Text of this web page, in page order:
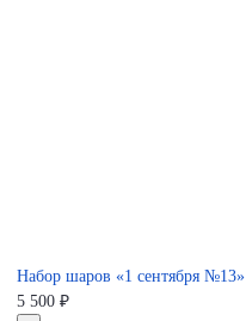
Набор шаров «1 сентября №13»
5 500 ₽